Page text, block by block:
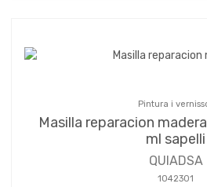
Pintura i
Masilla reparacion
ml sapelli
QUIADSA
1042301